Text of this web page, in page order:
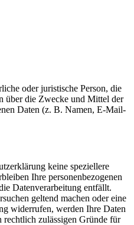
oder juristische Person, die
über die Zwecke und Mittel der
Daten (z. B. Namen, E-Mail-
keine speziellere
Ihre personenbezogenen
Datenverarbeitung entfällt.
geltend machen oder eine
widerrufen, werden Ihre Daten
rechtlich zulässigen Gründe für